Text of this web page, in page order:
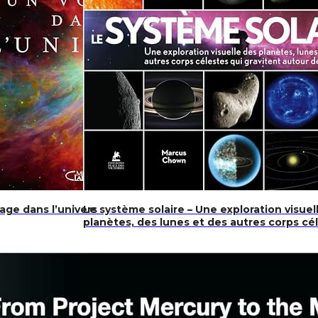
dans l’universLe système solaire – Une exploration
planètes, des lunes et des autres corps